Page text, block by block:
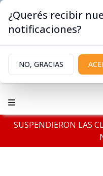
SUSPENDIERON LAS
¿Querés recibir
notificaciones?
NO, GRACIAS